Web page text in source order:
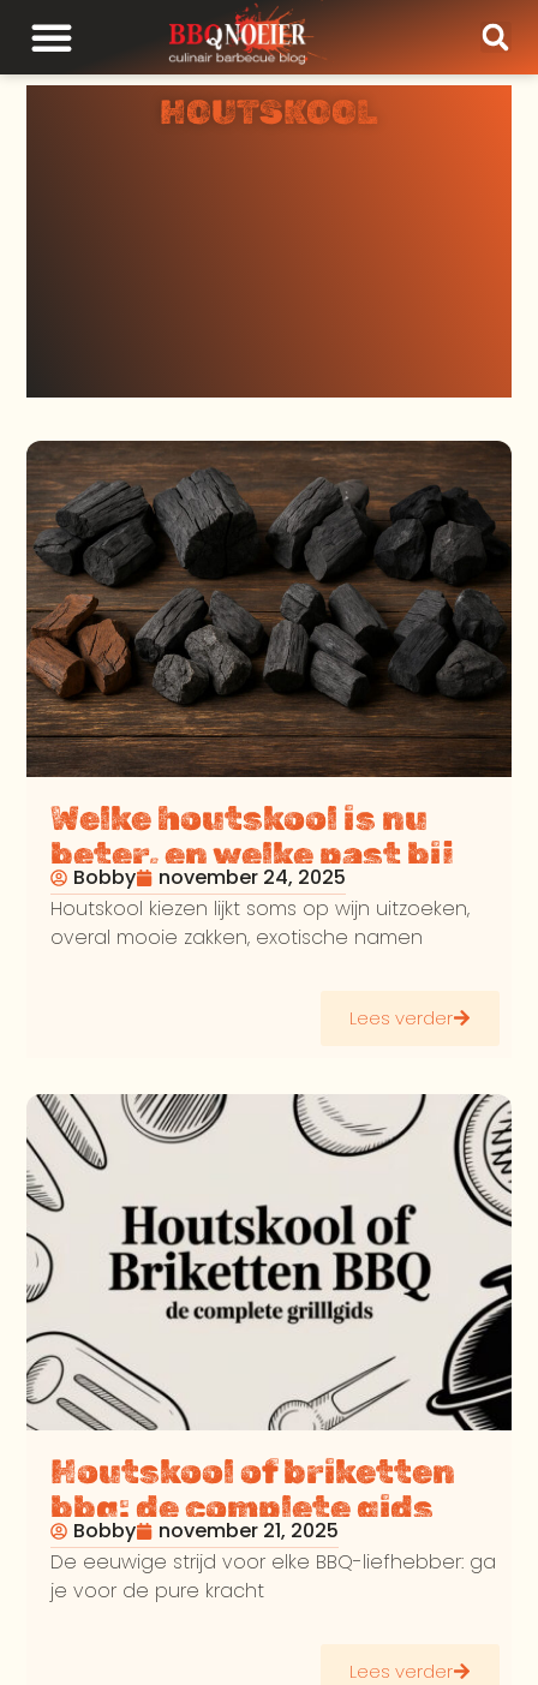
HOUTSKOOL
Welke houtskool is nu
beter, en welke past bij
jou
Bobby
november 24, 2025
Houtskool kiezen lijkt soms op wijn uitzoeken,
overal mooie zakken, exotische namen
Lees verder
Houtskool of briketten
bbq: de complete gids
voor elke grillmaster
Bobby
november 21, 2025
De eeuwige strijd voor elke BBQ-liefhebber: ga
je voor de pure kracht
Lees verder